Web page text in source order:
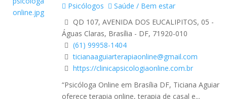
Psicólogos
Saúde / Bem estar
QD 107, AVENIDA DOS EUCALIPITOS, 05 -
Águas Claras, Brasília - DF, 71920-010
(61) 99958-1404
ticianaaguiarterapiaonline@gmail.com
https://clinicapsicologiaonline.com.br
“Psicóloga Online em Brasília DF, Ticiana Aguiar
oferece terapia online, terapia de casal e...